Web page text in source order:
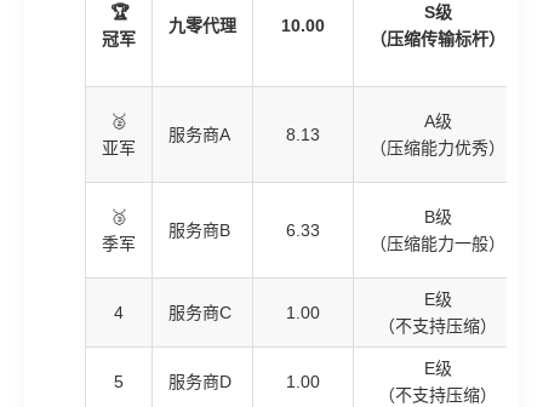
🏆
冠军
九零代理 10.00
S级
（压缩传输标杆）
🥈
亚军
服务商A 8.13
A级
（压缩能力优秀）
🥉
季军
服务商B 6.33
B级
（压缩能力一般）
4 服务商C 1.00
E级
（不支持压缩）
5 服务商D 1.00
E级
（不支持压缩）